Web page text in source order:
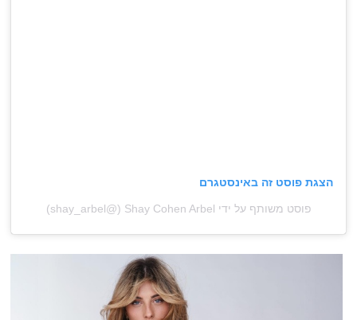
הצגת פוסט זה באינסטגרם
פוסט משותף על ידי ‏‎Shay Cohen Arbel‎‏ (@‏‎shay_arbel‎‏)